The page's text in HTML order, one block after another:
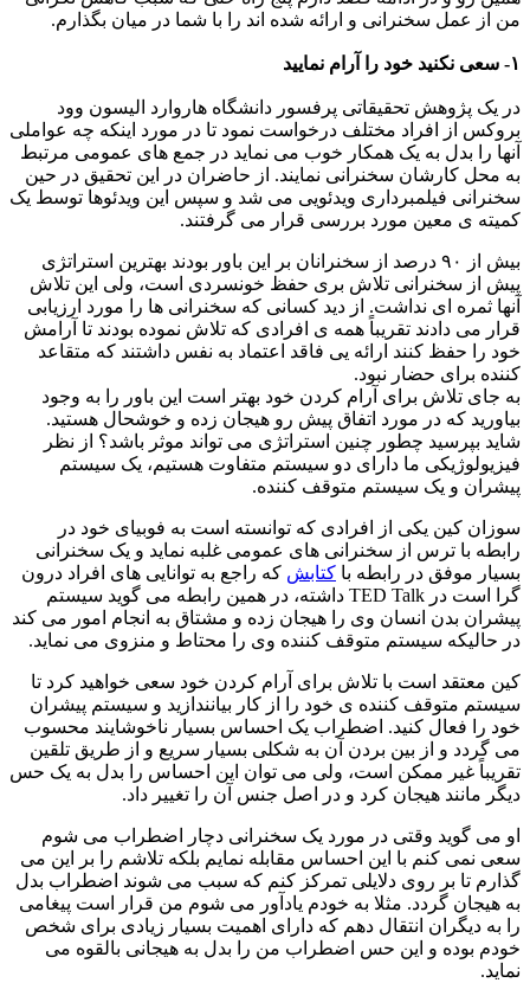
من از عمل سخنرانی و ارائه شده اند را با شما در میان بگذارم.
۱- سعی نکنید خود را آرام نمایید
در یک پژوهش تحقیقاتی پرفسور دانشگاه هاروارد الیسون وود
بروکس از افراد مختلف درخواست نمود تا در مورد اینکه چه عواملی
آنها را بدل به یک همکار خوب می نماید در جمع های عمومی مرتبط
به محل کارشان سخنرانی نمایند. از حاضران در این تحقیق در حین
سخنرانی فیلمبرداری ویدئویی می شد و سپس این ویدئوها توسط یک
کمیته ی معین مورد بررسی قرار می گرفتند.
بیش از ۹۰ درصد از سخنرانان بر این باور بودند بهترین استراتژی
پیش از سخنرانی تلاش بری حفظ خونسردی است، ولی این تلاش
آنها ثمره ای نداشت. از دید کسانی که سخنرانی ها را مورد ارزیابی
قرار می دادند تقریباً همه ی افرادی که تلاش نموده بودند تا آرامش
خود را حفظ کنند ارائه یی فاقد اعتماد به نفس داشتند که متقاعد
کننده برای حضار نبود.
به جای تلاش برای آرام کردن خود بهتر است این باور را به وجود
بیاورید که در مورد اتفاق پیش رو هیجان زده و خوشحال هستید.
شاید بپرسید چطور چنین استراتژی می تواند موثر باشد؟ از نظر
فیزیولوژیکی ما دارای دو سیستم متفاوت هستیم، یک سیستم
پیشران و یک سیستم متوقف کننده.
سوزان کین یکی از افرادی که توانسته است به فوبیای خود در
رابطه با ترس از سخنرانی های عمومی غلبه نماید و یک سخنرانی
بسیار موفق در رابطه با کتابش که راجع به توانایی های افراد درون
گرا است در TED Talk داشته، در همین رابطه می گوید سیستم
پیشران بدن انسان وی را هیجان زده و مشتاق به انجام امور می کند
در حالیکه سیستم متوقف کننده وی را محتاط و منزوی می نماید.
کین معتقد است با تلاش برای آرام کردن خود سعی خواهید کرد تا
سیستم متوقف کننده ی خود را از کار بیانندازید و سیستم پیشران
خود را فعال کنید. اضطراب یک احساس بسیار ناخوشایند محسوب
می گردد و از بین بردن آن به شکلی بسیار سریع و از طریق تلقین
تقریباً غیر ممکن است، ولی می توان این احساس را بدل به یک حس
دیگر مانند هیجان کرد و در اصل جنس آن را تغییر داد.
او می گوید وقتی در مورد یک سخنرانی دچار اضطراب می شوم
سعی نمی کنم با این احساس مقابله نمایم بلکه تلاشم را بر این می
گذارم تا بر روی دلایلی تمرکز کنم که سبب می شوند اضطراب بدل
به هیجان گردد. مثلا به خودم یادآور می شوم من قرار است پیغامی
را به دیگران انتقال دهم که دارای اهمیت بسیار زیادی برای شخص
خودم بوده و این حس اضطراب من را بدل به هیجانی بالقوه می
نماید.